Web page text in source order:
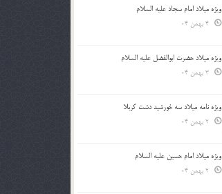
ویژه میلاد امام سجاد علیه السلام
ویژه میلاد حضرت ابوالفضل علیه السلام
ویژه نامه میلاد سه خورشید دشت کربلا
ویژه میلاد امام حسین علیه السلام